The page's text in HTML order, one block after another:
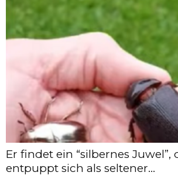
Er findet ein “silbernes Juwel”,
entpuppt sich als seltener...